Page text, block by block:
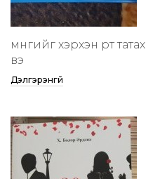
мөнгийг хэрхэн өөртөө татах
вэ
Дэлгэрэнгүй